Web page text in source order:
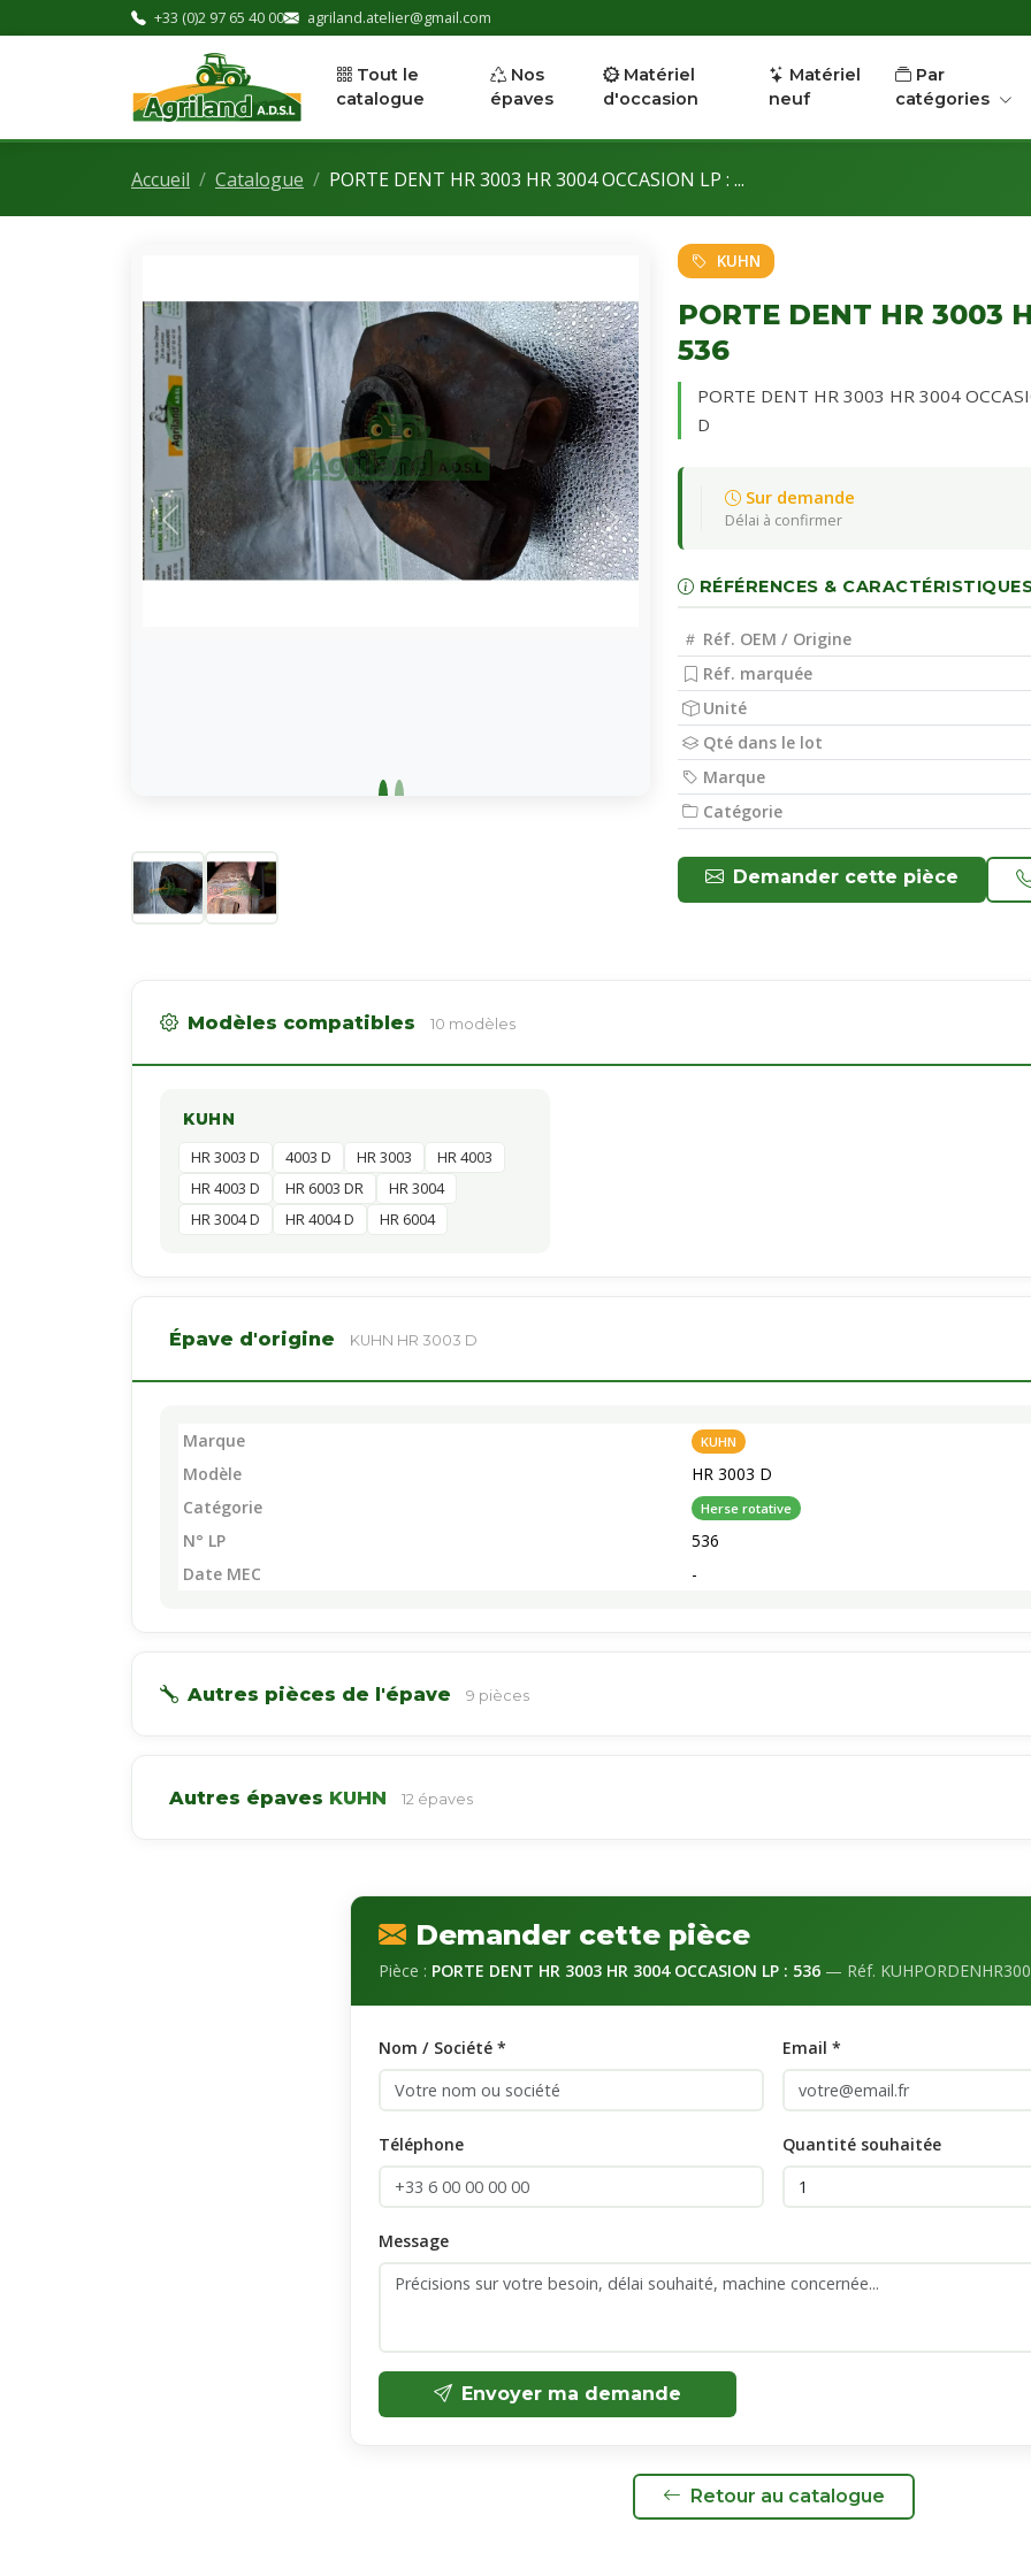
+33 (0)2 97 65 40 00 agriland.atelier@gmail.com
Tout le
catalogue
Nos
épaves
Matériel
d'occasion
Matériel
neuf
Par
catégories
Accueil Catalogue PORTE DENT HR 3003 HR 3004 OCCASION LP : ...
KUHN
PORTE DENT HR 3003
536
PORTE DENT HR 3003 HR 3004
D
Sur demande
Délai à confirmer
RÉFÉRENCES &
Réf. OEM / Origine
Réf. marquée
Unité
Qté dans le lot
Marque
Catégorie
Demander cette pièce
Modèles compatibles 10 modèles
KUHN
HR 3003 D 4003 D HR 3003
HR 4003
HR 4003 D
HR 6003 DR
HR 3004
HR 3004 D
HR 4004 D HR 6004
Épave d'origine KUHN HR 3003 D
Marque KUHN
Modèle
HR 3003 D
Catégorie
Herse rotative
N° LP
536
Date MEC
-
Autres pièces de l'épave 9 pièces
Autres épaves KUHN 12 épaves
Demander cette pièce
Pièce : PORTE DENT HR 3003 HR 3004 OCCASION LP : 536 — Réf.
Nom / Société * Email *
Téléphone Quantité souhaitée
Message
Envoyer ma demande
Retour au catalogue